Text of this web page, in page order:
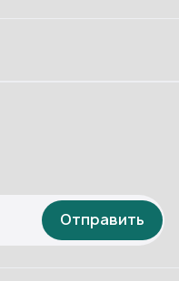
Отправить